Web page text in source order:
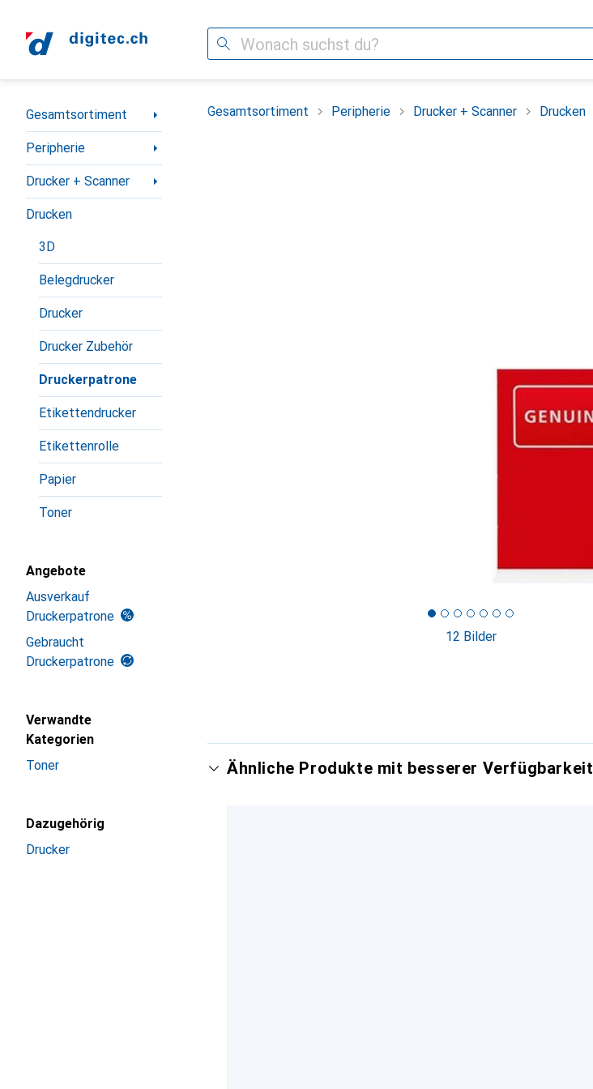
Suche
Navigation nach Kategorien
Gesamtsortiment
Peripherie
Drucker + Scanner
Drucken
3D
Belegdrucker
Drucker
Drucker Zubehör
Druckerpatrone
Etikettendrucker
Etikettenrolle
Papier
Toner
Angebote
Ausverkauf
Druckerpatrone
Gebraucht
Druckerpatrone
Verwandte
Kategorien
Toner
Dazugehörig
Drucker
Gesamtsortiment Peripherie Drucker + Scanner Drucken
12 Bilder
Ähnliche Produkte mit besserer Verfügbarkeit